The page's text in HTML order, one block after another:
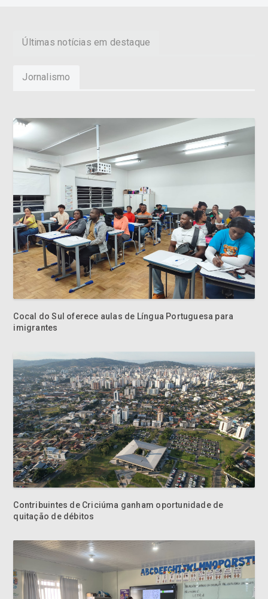
Últimas notícias em destaque
Jornalismo
Cocal do Sul oferece aulas de Língua Portuguesa para
imigrantes
Contribuintes de Criciúma ganham oportunidade de
quitação de débitos